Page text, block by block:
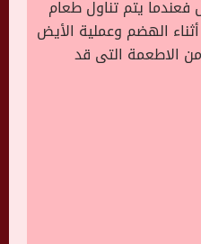
فعندما يتم تناول طعام
الهضم وعملية الأيض
الاطعمة التى قد